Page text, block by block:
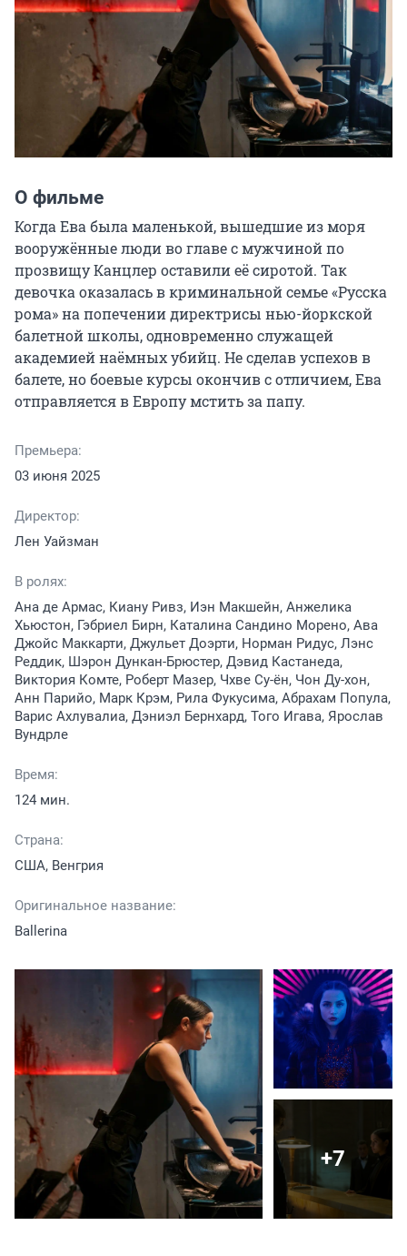
О фильме
Когда Ева была маленькой, вышедшие из моря
вооружённые люди во главе с мужчиной по
прозвищу Канцлер оставили её сиротой. Так
девочка оказалась в криминальной семье «Русска
рома» на попечении директрисы нью-йоркской
балетной школы, одновременно служащей
академией наёмных убийц. Не сделав успехов в
балете, но боевые курсы окончив с отличием, Ева
отправляется в Европу мстить за папу.
Премьера:
03 июня 2025
Директор:
Лен Уайзман
В ролях:
Ана де Армас, Киану Ривз, Иэн Макшейн, Анжелика
Хьюстон, Гэбриел Бирн, Каталина Сандино Морено, Ава
Джойс Маккарти, Джульет Доэрти, Норман Ридус, Лэнс
Реддик, Шэрон Дункан-Брюстер, Дэвид Кастанеда,
Виктория Комте, Роберт Мазер, Чхве Су-ён, Чон Ду-хон,
Анн Парийо, Марк Крэм, Рила Фукусима, Абрахам Попула,
Варис Ахлувалиа, Дэниэл Бернхард, Того Игава, Ярослав
Вундрле
Время:
124 мин.
Страна:
США, Венгрия
Оригинальное название:
Ballerina
+7